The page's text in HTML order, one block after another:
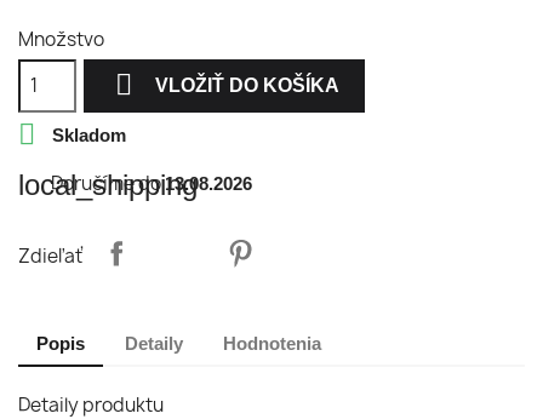
Množstvo
 VLOŽIŤ DO KOŠÍKA
 Skladom
local_shipping
Doručíme do13.08.2026
Zdieľať
Popis Detaily Hodnotenia
Detaily produktu